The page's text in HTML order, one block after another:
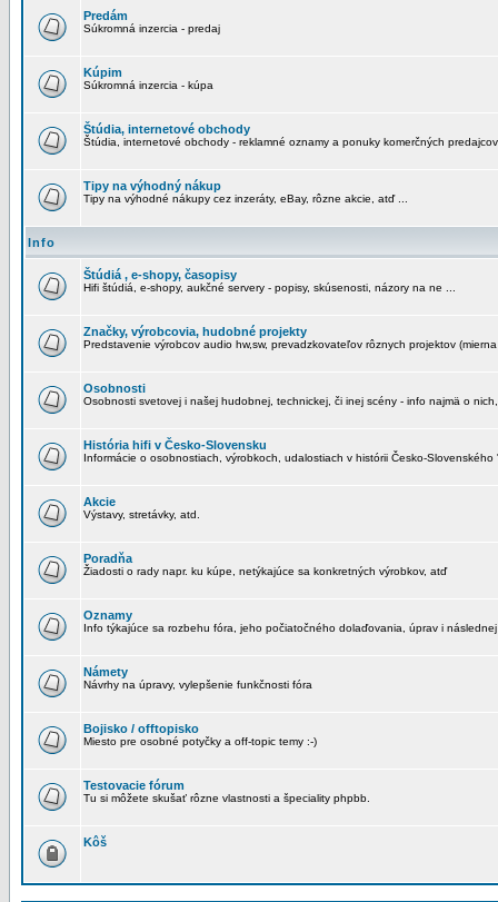
Predám
Súkromná inzercia - predaj
Kúpim
Súkromná inzercia - kúpa
Štúdia, internetové obchody
Štúdia, internetové obchody - reklamné oznamy a ponuky komerčných predajcov
Tipy na výhodný nákup
Tipy na výhodné nákupy cez inzeráty, eBay, rôzne akcie, atď ...
Info
Štúdiá , e-shopy, časopisy
Hifi štúdiá, e-shopy, aukčné servery - popisy, skúsenosti, názory na ne ...
Značky, výrobcovia, hudobné projekty
Predstavenie výrobcov audio hw,sw, prevadzkovateľov rôznych projektov
Osobnosti
Osobnosti svetovej i našej hudobnej, technickej, či inej scény - info najmä o
História hifi v Česko-Slovensku
Informácie o osobnostiach, výrobkoch, udalostiach v histórii Česko-Slovenského
Akcie
Výstavy, stretávky, atd.
Poradňa
Žiadosti o rady napr. ku kúpe, netýkajúce sa konkretných výrobkov, atď
Oznamy
Info týkajúce sa rozbehu fóra, jeho počiatočného dolaďovania, úprav i
Námety
Návrhy na úpravy, vylepšenie funkčnosti fóra
Bojisko / offtopisko
Miesto pre osobné potyčky a off-topic temy :-)
Testovacie fórum
Tu si môžete skušať rôzne vlastnosti a špeciality phpbb.
Kôš